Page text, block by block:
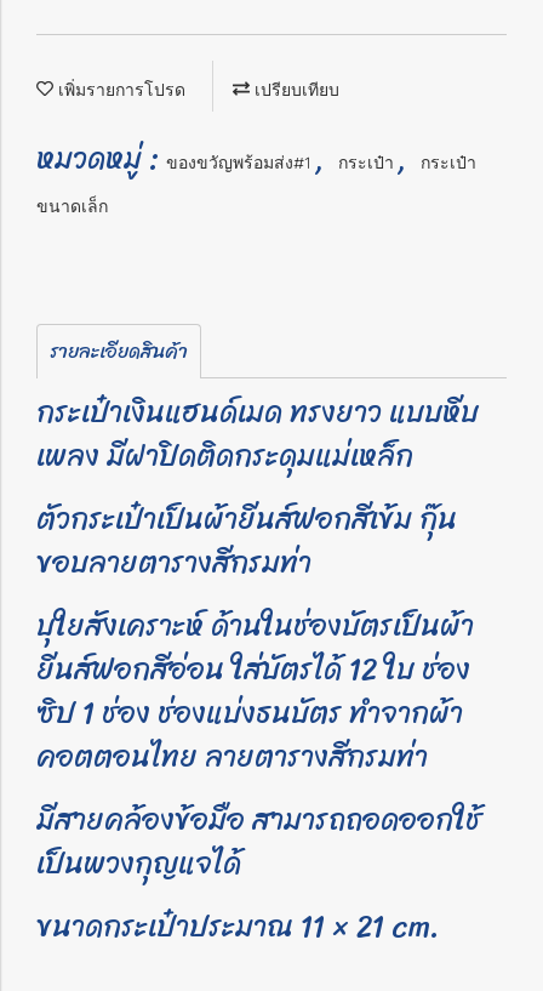
เพิ่มรายการโปรด เปรียบเทียบ
หมวดหมู่ : ของขวัญพร้อมส่ง#1 , กระเป๋า ,
กระเป๋า
ขนาดเล็ก
รายละเอียดสินค้า
กระเป๋าเงินแฮนด์เมด ทรงยาว แบบหีบ
เพลง มีฝาปิดติดกระดุมแม่เหล็ก
ตัวกระเป๋าเป็นผ้ายีนส์ฟอกสีเข้ม กุ๊น
ขอบลายตารางสีกรมท่า
บุใยสังเคราะห์ด้านในช่องบัตรเป็นผ้า
ยีนส์ฟอกสีอ่อน ใส่บัตรได้ 12 ใบ ช่อง
ซิป 1 ช่อง ช่องแบ่งธนบัตร ทำจากผ้า
คอตตอนไทย ลายตารางสีกรมท่า
มีสายคล้องข้อมือ สามารถถอดออกใช้
เป็นพวงกุญแจได้
ขนาดกระเป๋าประมาณ 11 × 21 cm.